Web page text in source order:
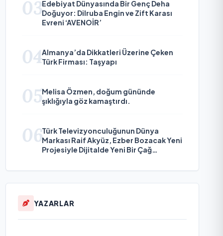
03Edebiyat Dünyasında Bir Genç Deha
Doğuyor: Dilruba Engin ve Zift Karası
Evreni ‘AVENOİR’
04Almanya’da Dikkatleri Üzerine Çeken
Türk Firması: Taşyapı
05Melisa Özmen, doğum gününde
şıklığıyla göz kamaştırdı.
06Türk Televizyonculuğunun Dünya
Markası Raif Akyüz, Ezber Bozacak Yeni
Projesiyle Dijitalde Yeni Bir Çağ
YAZARLAR